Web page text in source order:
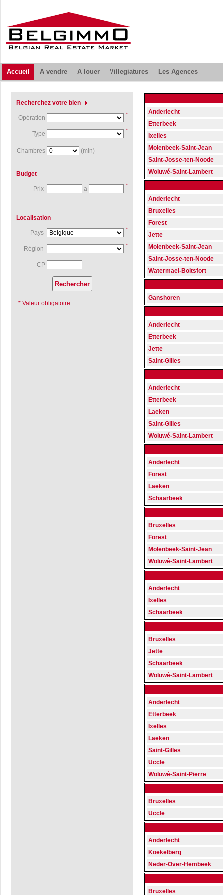
Accueil A vendre A louer Villegiatures Les Agences
Recherchez votre bien
Opération *
Type *
Chambres (min)
Budget
Prix a *
Localisation
Pays *
Région *
CP
* Valeur obligatoire
Anderlecht
Etterbeek
Ixelles
Molenbeek-Saint-Jean
Saint-Josse-ten-Noode
Woluwé-Saint-Lambert
Anderlecht
Bruxelles
Forest
Jette
Molenbeek-Saint-Jean
Saint-Josse-ten-Noode
Watermael-Boitsfort
Ganshoren
Anderlecht
Etterbeek
Jette
Saint-Gilles
Anderlecht
Etterbeek
Laeken
Saint-Gilles
Woluwé-Saint-Lambert
Anderlecht
Forest
Laeken
Schaarbeek
Bruxelles
Forest
Molenbeek-Saint-Jean
Woluwé-Saint-Lambert
Anderlecht
Ixelles
Schaarbeek
Bruxelles
Jette
Schaarbeek
Woluwé-Saint-Lambert
Anderlecht
Etterbeek
Ixelles
Laeken
Saint-Gilles
Uccle
Woluwé-Saint-Pierre
Bruxelles
Uccle
Anderlecht
Koekelberg
Neder-Over-Hembeek
Bruxelles